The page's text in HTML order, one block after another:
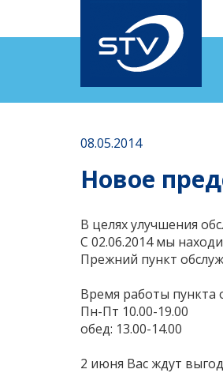
08.05.2014
Новое
В целях улучшения
С 02.06.2014 мы
Прежний пункт
Время работы пункта
Пн-Пт 10.00-19.00
обед: 13.00-14.00
2 июня Вас ждут